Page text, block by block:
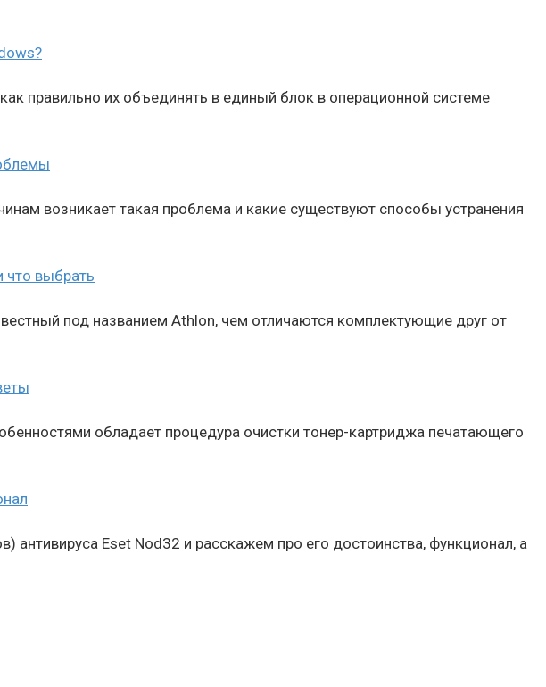
правильно их объединять в единый блок в операционной системе
возникает такая проблема и какие существуют способы устранения
что выбрать
под названием Athlon, чем отличаются комплектующие друг от
обладает процедура очистки тонер-картриджа печатающего
Eset Nod32 и расскажем про его достоинства, функционал, а